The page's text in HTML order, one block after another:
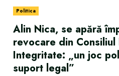
Politica
Alin Nica, se apără
revocare din
Integritate: „un joc
suport legal”